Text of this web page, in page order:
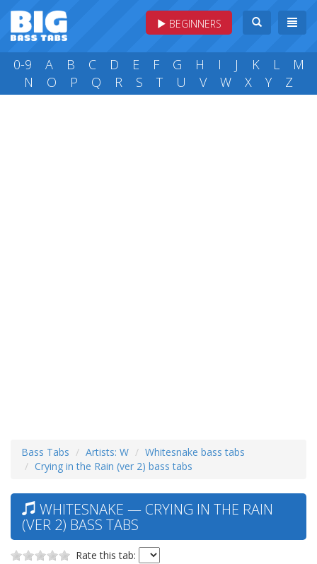
BEGINNERS
0-9 A B C D E F G H I J K L
M
N
O P Q R S T U V W X Y Z
Bass Tabs Artists: W
Whitesnake bass tabs
Crying in the Rain (ver 2) bass tabs
WHITESNAKE — CRYING IN THE RAIN
(VER 2) BASS TABS
Rate this tab: